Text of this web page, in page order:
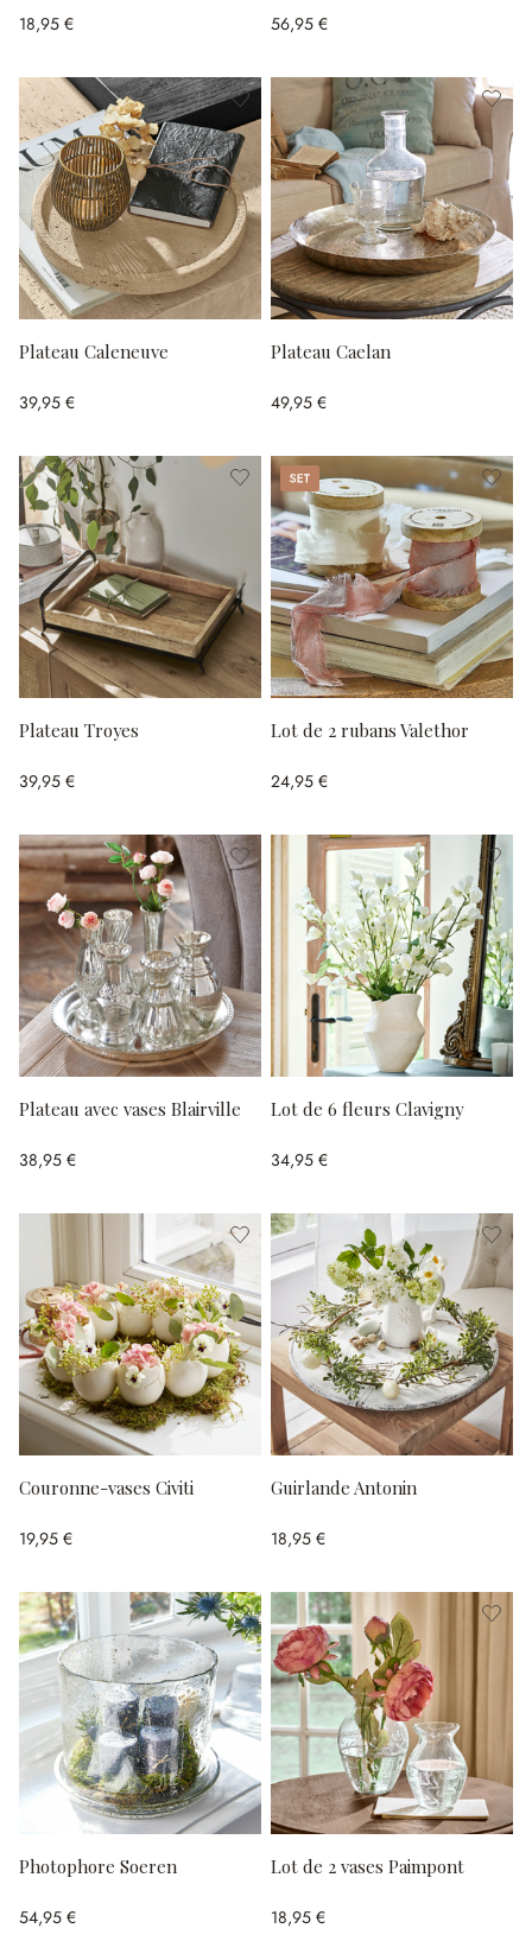
18,95 € 56,95 €
Plateau Caleneuve
39,95 €
Plateau Caelan
49,95 €
Plateau Troyes
39,95 €
Set
Lot de 2 rubans Valethor
24,95 €
Plateau avec vases Blairville
38,95 €
Lot de 6 fleurs Clavigny
34,95 €
Couronne-vases Civiti
19,95 €
Guirlande Antonin
18,95 €
Photophore Soeren
54,95 €
Lot de 2 vases Paimpont
18,95 €